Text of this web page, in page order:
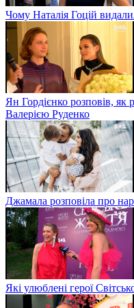
Чому Наталія Гоцій
Ян Гордієнко розповів, як
Валерією Руденко
Джамала розповіла про
Які улюблені герої